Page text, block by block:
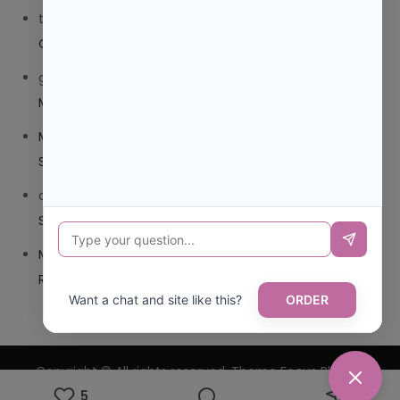
trolls_pipis
O TRIBEDOCE DX?
giovannaservin220
MUNICIPIO?
Mariana Pozo
SANITARIA CANARIA?
carmenharacil
SANITARIA CANARIA?
Mariana Pozoen¿CUAL ES CODIGO POSTAL DE
REPUBLICA DOMINICANA?
Copyright © All rights reserved. Theme Focus Blog by
Creativ Themes
5
Want a chat and site like this? ORDER